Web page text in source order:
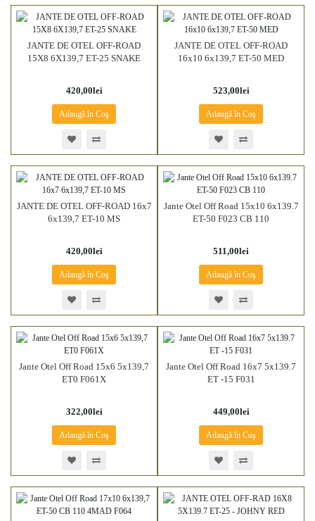
JANTE DE OTEL OFF-ROAD
15X8 6X139,7 ET-25 SNAKE
420,00lei
Adaugă în Coş
JANTE DE OTEL OFF-ROAD
16x10 6x139,7 ET-50 MED
523,00lei
Adaugă în Coş
JANTE DE OTEL OFF-ROAD 16x7
6x139,7 ET-10 MS
420,00lei
Adaugă în Coş
Jante Otel Off Road 15x10 6x139.7
ET-50 F023 CB 110
511,00lei
Adaugă în Coş
Jante Otel Off Road 15x6 5x139,7
ET0 F061X
322,00lei
Adaugă în Coş
Jante Otel Off Road 16x7 5x139.7
ET -15 F031
449,00lei
Adaugă în Coş